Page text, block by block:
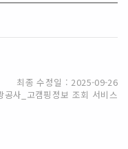
최종 수정일 : 2025-09-26
공사_고캠핑정보 조회 서비스